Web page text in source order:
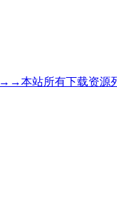
→→本站所有下载资源